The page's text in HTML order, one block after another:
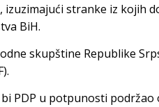
izuzimajući stranke iz kojih
BiH.
skupštine Republike
PDP u potpunosti